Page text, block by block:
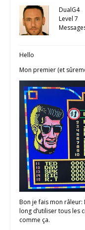
DualG4
Level 7
Hello
Mon premier (et
Bon je fais mon râleur:
long d’utiliser tous les
comme ça.